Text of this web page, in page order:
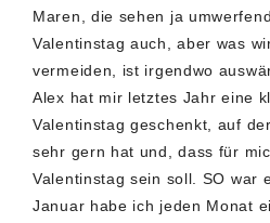
Maren, die sehen ja
Valentinstag auch, aber was
vermeiden, ist irgendwo
Alex hat mir letztes Jahr eine
Valentinstag geschenkt, auf
sehr gern hat und, dass für
Valentinstag sein soll. SO war
Januar habe ich jeden Monat